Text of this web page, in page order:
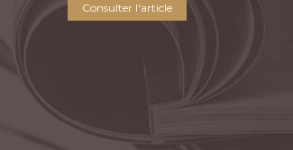
Consulter l'article